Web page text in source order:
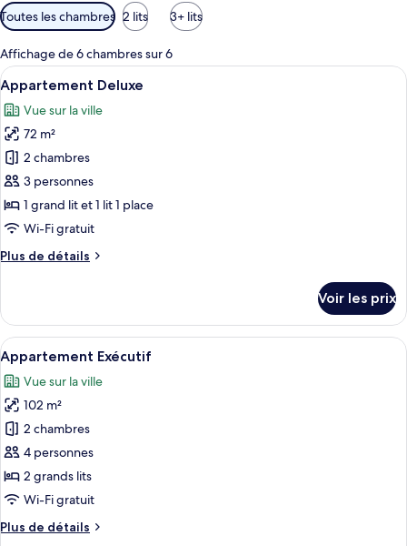
Filtres
disponibles
pour
les
chambres
Toutes les chambres 2 lits 3+ lits
Affichage de 6 chambres sur 6
Afficher
toutes
les
photos
pour
ce
type
de
chambre :
Appartement
Literie de qualité supérieure, bureau,
28
Appartement Deluxe
Vue sur la ville
72 m²
2 chambres
3 personnes
1 grand lit et 1 lit 1 place
Wi-Fi gratuit
Plus de détails
Plus
le
type
de
chambre
Appartement
Deluxe
Voir les prix
Afficher
toutes
les
photos
pour
ce
type
de
chambre :
Appartement
Appartement Exécutif | Literie de
21
Appartement Exécutif
Vue sur la ville
102 m²
2 chambres
4 personnes
2 grands lits
Wi-Fi gratuit
Plus de détails
Plus